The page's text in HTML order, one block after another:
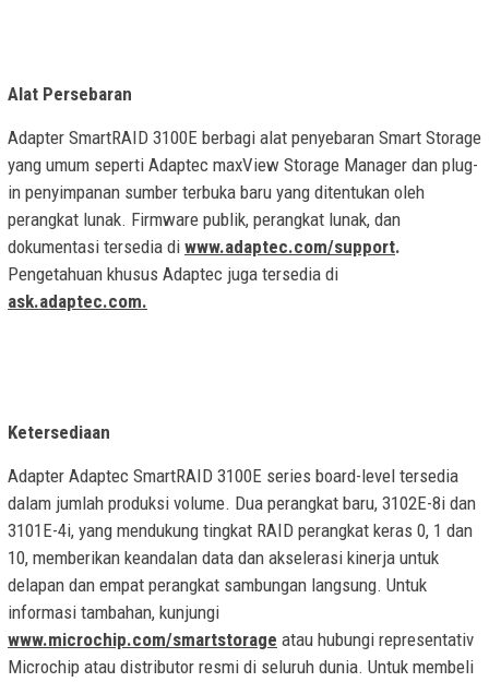
Alat Persebaran
Adapter SmartRAID 3100E berbagi alat penyebaran Smart Storage
yang umum seperti Adaptec maxView Storage Manager dan plug-
in penyimpanan sumber terbuka baru yang ditentukan oleh
perangkat lunak. Firmware publik, perangkat lunak, dan
dokumentasi tersedia di www.adaptec.com/support.
Pengetahuan khusus Adaptec juga tersedia di
ask.adaptec.com.
Ketersediaan
Adapter Adaptec SmartRAID 3100E series board-level tersedia
dalam jumlah produksi volume. Dua perangkat baru, 3102E-8i dan
3101E-4i, yang mendukung tingkat RAID perangkat keras 0, 1 dan
10, memberikan keandalan data dan akselerasi kinerja untuk
delapan dan empat perangkat sambungan langsung. Untuk
informasi tambahan, kunjungi
www.microchip.com/smartstorage atau hubungi representativ
Microchip atau distributor resmi di seluruh dunia. Untuk membeli